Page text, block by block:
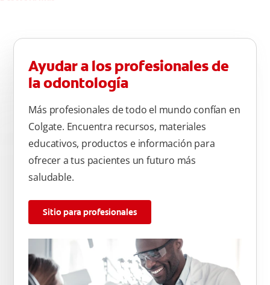
Ayudar a los profesionales de
la odontología
Más profesionales de todo el mundo confían en
Colgate. Encuentra recursos, materiales
educativos, productos e información para
ofrecer a tus pacientes un futuro más
saludable.
Sitio para profesionales